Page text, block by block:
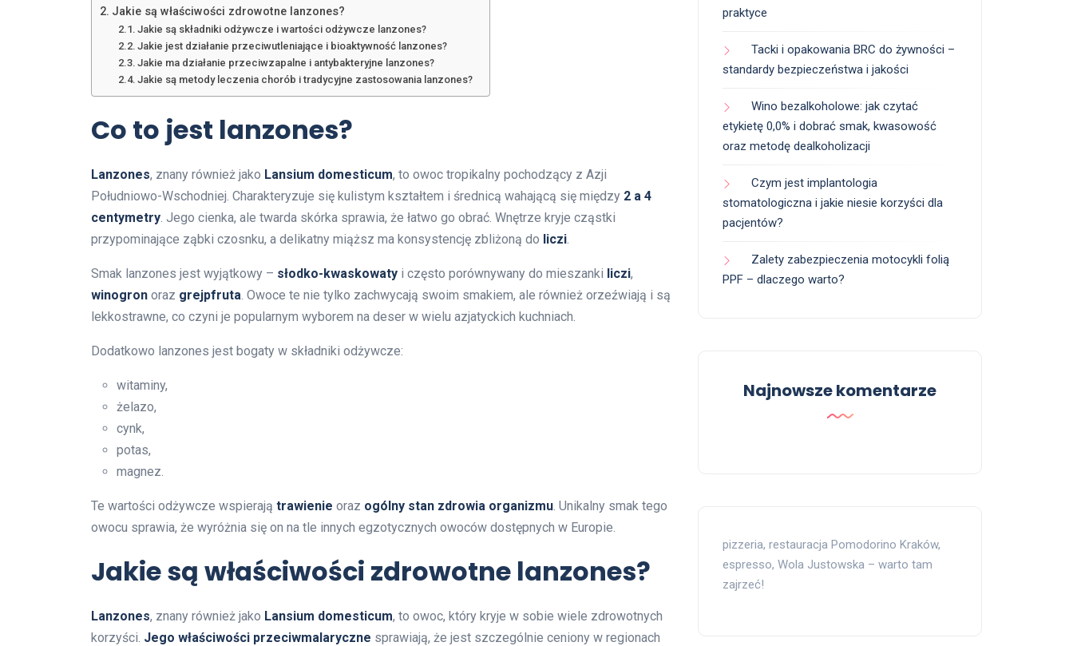
Jakie są właściwości zdrowotne lanzones?
Jakie są składniki odżywcze i wartości odżywcze lanzones?
Jakie jest działanie przeciwutleniające i bioaktywność lanzones?
Jakie ma działanie przeciwzapalne i antybakteryjne lanzones?
Jakie są metody leczenia chorób i tradycyjne zastosowania lanzones?
Co to jest lanzones?
Lanzones, znany również jako Lansium domesticum, to owoc tropikalny pochodzący z Azji
Południowo-Wschodniej. Charakteryzuje się kulistym kształtem i średnicą wahającą się między 2 a 4
centymetry . Jego cienka, ale twarda skórka sprawia, że łatwo go obrać. Wnętrze kryje cząstki
przypominające ząbki czosnku, a delikatny miąższ ma konsystencję zbliżoną do liczi
Smak lanzones jest wyjątkowy – słodko-kwaskowaty i często porównywany do mieszanki liczi,
winogron oraz grejpfruta . Owoce te nie tylko zachwycają swoim smakiem, ale również orzeźwiają i są
lekkostrawne, co czyni je popularnym wyborem na deser w wielu azjatyckich kuchniach.
Dodatkowo lanzones jest bogaty w składniki odżywcze:
witaminy,
żelazo,
cynk,
potas,
magnez.
Te wartości odżywcze wspierają trawienie oraz ogólny stan zdrowia organizmu . Unikalny smak tego
owocu sprawia, że wyróżnia się on na tle innych egzotycznych owoców dostępnych w Europie.
Jakie są właściwości zdrowotne lanzones?
Lanzones, znany również jako Lansium domesticum, to owoc, który kryje w sobie wiele zdrowotnych
korzyści. Jego właściwości przeciwmalaryczne sprawiają, że jest szczególnie ceniony w regionach
praktyce
Tacki i opakowania BRC do żywności –
standardy bezpieczeństwa i jakości
Wino bezalkoholowe: jak czytać
etykietę 0,0% i dobrać smak, kwasowość
oraz metodę dealkoholizacji
Czym jest implantologia
stomatologiczna i jakie niesie korzyści dla
pacjentów?
Zalety zabezpieczenia motocykli folią
PPF – dlaczego warto?
Najnowsze komentarze
pizzeria, restauracja Pomodorino Kraków,
espresso, Wola Justowska – warto tam
zajrzeć!